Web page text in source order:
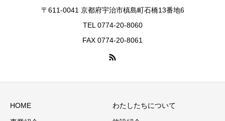
〒611-0041 京都府宇治市槙島町石橋13番地6
TEL 0774-20-8060
FAX 0774-20-8061
HOME わたしたちについて